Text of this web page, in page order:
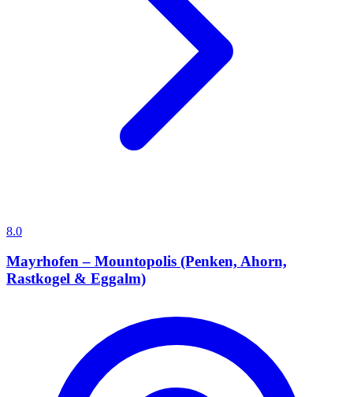
8.0
Mayrhofen – Mountopolis (Penken, Ahorn,
Rastkogel & Eggalm)